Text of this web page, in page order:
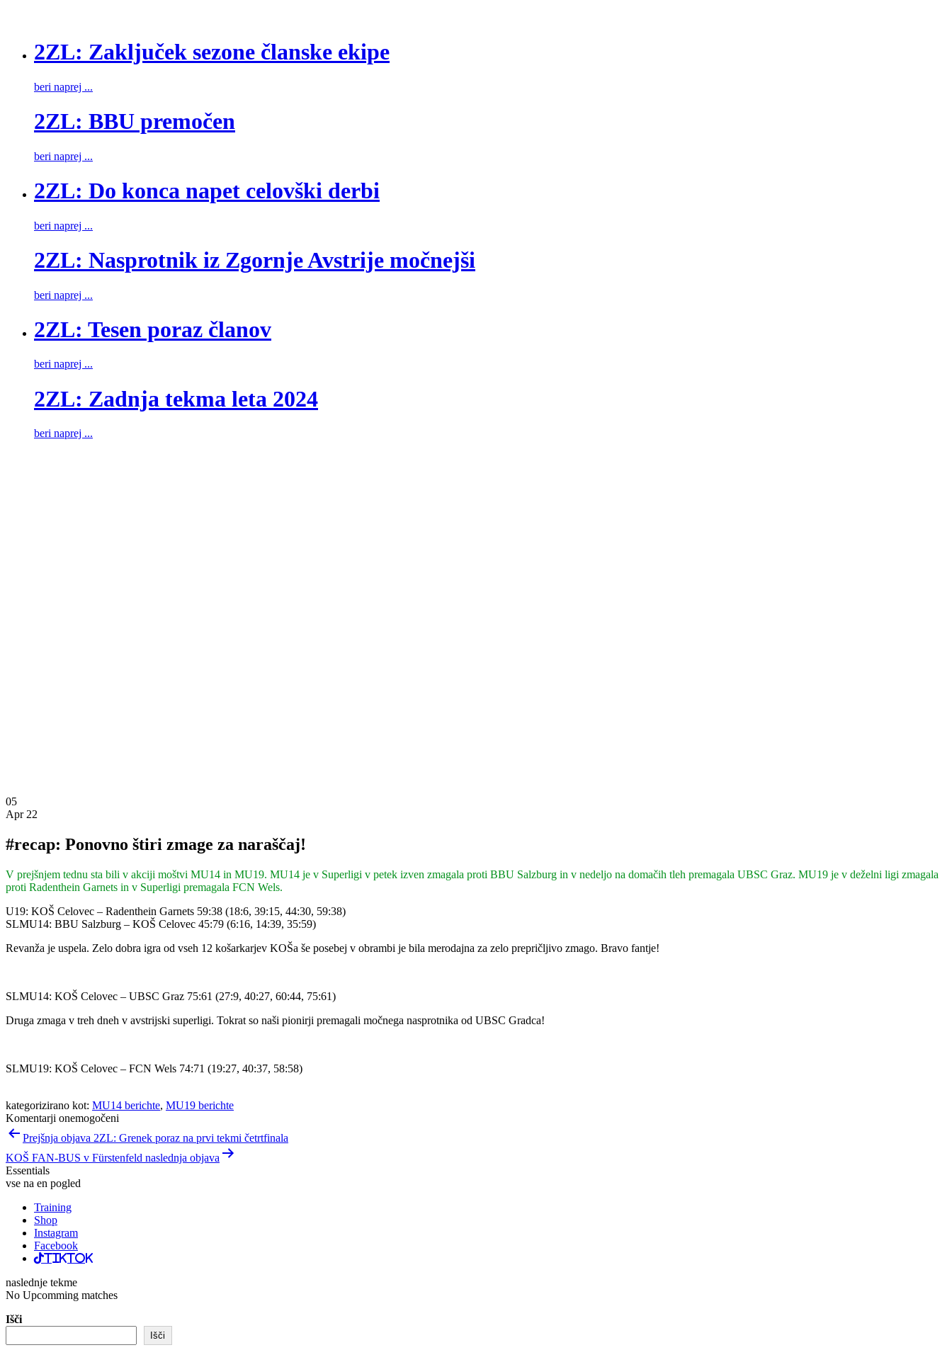
2ZL: Zaključek sezone članske ekipe
beri naprej ...
2ZL: BBU premočen
beri naprej ...
2ZL: Do konca napet celovški derbi
beri naprej ...
2ZL: Nasprotnik iz Zgornje Avstrije močnejši
beri naprej ...
2ZL: Tesen poraz članov
beri naprej ...
2ZL: Zadnja tekma leta 2024
beri naprej ...
05
Apr 22
#recap: Ponovno štiri zmage za naraščaj!
V prejšnjem tednu sta bili v akciji moštvi MU14 in MU19. MU14 je v Superligi v petek izven zmagala proti BBU Salzburg in v nedeljo na domačih tleh premagala UBSC Graz. MU19 je v deželni ligi zmagala
proti Radenthein Garnets in v Superligi premagala FCN Wels.
U19: KOŠ Celovec – Radenthein Garnets 59:38 (18:6, 39:15, 44:30, 59:38)
SLMU14: BBU Salzburg – KOŠ Celovec 45:79 (6:16, 14:39, 35:59)
Revanža je uspela. Zelo dobra igra od vseh 12 košarkarjev KOŠa še posebej v obrambi je bila merodajna za zelo prepričljivo zmago. Bravo fantje!
SLMU14: KOŠ Celovec – UBSC Graz 75:61 (27:9, 40:27, 60:44, 75:61)
Druga zmaga v treh dneh v avstrijski superligi. Tokrat so naši pionirji premagali močnega nasprotnika od UBSC Gradca!
SLMU19: KOŠ Celovec – FCN Wels 74:71 (19:27, 40:37, 58:58)
kategorizirano kot: MU14 berichte, MU19 berichte
Komentarji onemogočeni
Navigacija
prispevka
Prejšnja objava 2ZL: Grenek poraz na prvi tekmi četrtfinala
KOŠ FAN-BUS v Fürstenfeld naslednja objava
Essentials
vse na en pogled
Training
Shop
Instagram
Facebook
TikTok
naslednje tekme
No Upcomming matches
Išči
Išči